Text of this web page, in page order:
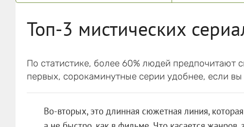
Топ-3 мистических
По статистике, более 60% людей предпочитают
первых, сорокаминутные серии удобнее, если
Во-вторых, это длинная сюжетная линия,